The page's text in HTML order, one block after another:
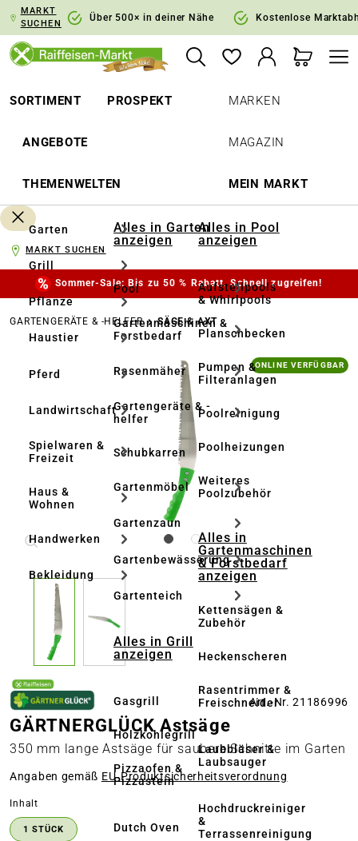
Zur Hauptnavigation springen
MARKT
SUCHEN
Über 500× in deiner Nähe Kostenlose
SORTIMENT PROSPEKT
ANGEBOTE
THEMENWELTEN
MARKEN
MAGAZIN
MEIN MARKT
Garten
Grill
Pflanze
Haustier
Pferd
Landwirtschaft
Spielwaren &
Freizeit
Haus &
Wohnen
Handwerken
Bekleidung
Alles in Garten
anzeigen
Pool
Gartenmaschinen &
Forstbedarf
Rasenmäher
Gartengeräte & -
helfer
Schubkarren
Gartenmöbel
Gartenzaun
Gartenbewässerung
Gartenteich
Alles in Grill
anzeigen
Gasgrill
Holzkohlegrill
Pizzaofen &
Pizzastein
Dutch Oven
Alles in Pool
anzeigen
Aufstellpools
& Whirlpools
Planschbecken
Pumpen &
Filteranlagen
Poolreinigung
Poolheizungen
Weiteres
Poolzubehör
Alles in
Gartenmaschinen
& Forstbedarf
anzeigen
Kettensägen &
Zubehör
Heckenscheren
Rasentrimmer &
Freischneider
Laubbläser &
Laubsauger
Hochdruckreiniger
&
Terrassenreinigung
MARKT SUCHEN
Sommer-Sale: Bis zu 50 % Rabatt. Schnell zugreifen!
GARTENGERÄTE & -HELFER SÄGE & AXT
Bildergalerie überspringen ONLINE VERFÜGBAR
Art.-Nr. 21186996
GÄRTNERGLÜCK Astsäge
350 mm lange Astsäge für saubere Schnitte im Garten
Angaben gemäß EU‑Produktsicherheitsverordnung
Inhalt
1 STÜCK